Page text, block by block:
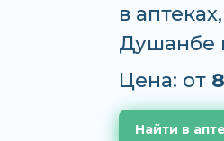
в
Душанбе
Цена: от
Найти в